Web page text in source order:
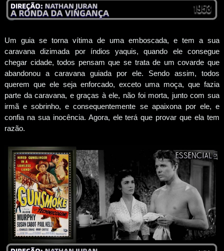
Um guia se torna vítima de uma emboscada, e tem a sua
caravana dizimada por índios yaquis, quando ele consegue
chegar cidade, todos pensam que se trata de um covarde que
abandonou a caravana guiada por ele. Sendo assim, todos
querem que ele seja enforcado, exceto uma moça, que fazia
parte da caravana, e graças à ele, não foi morta, junto com sua
irmã e sobrinho, e consequentemente se apaixona por ele, e
confia na sua inocência. Agora, ele terá que provar que ela tem
razão.